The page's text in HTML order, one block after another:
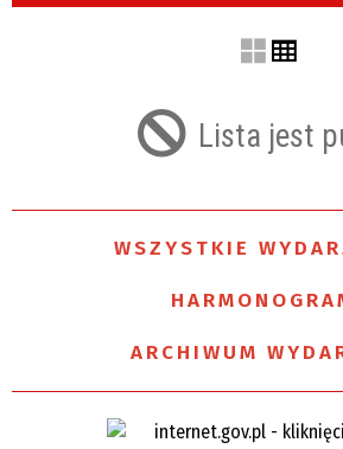
Trwające w zakresie
filtr
Lista jest
WSZYSTKIE
ARCHIWUM